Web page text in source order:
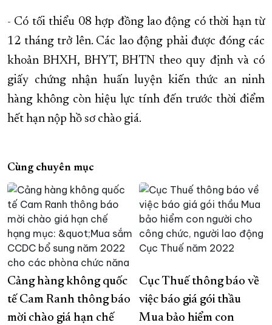
- Có tối thiểu 08 hợp đồng lao động có thời hạn từ
12 tháng trở lên. Các lao động phải được đóng các
khoản BHXH, BHYT, BHTN theo quy định và có
giấy chứng nhận huấn luyện kiến thức an ninh
hàng không còn hiệu lực tính đến trước thời điểm
hết hạn nộp hồ sơ chào giá.
Cùng chuyên mục
Cảng hàng không quốc
tế Cam Ranh thông báo
mời chào giá hạn chế
Cục Thuế thông báo về
việc báo giá gói thầu
Mua bảo hiểm con